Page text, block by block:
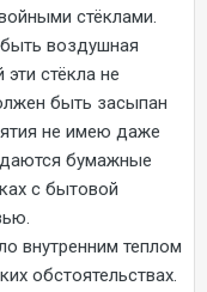
стёклами.
воздушная
стёкла не
быть засыпан
не имею даже
бумажные
с бытовой
внутренним теплом
обстоятельствах.